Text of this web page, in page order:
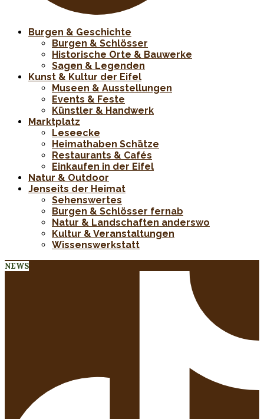
Burgen & Geschichte
Burgen & Schlösser
Historische Orte & Bauwerke
Sagen & Legenden
Kunst & Kultur der Eifel
Museen & Ausstellungen
Events & Feste
Künstler & Handwerk
Marktplatz
Leseecke
Heimathaben Schätze
Restaurants & Cafés
Einkaufen in der Eifel
Natur & Outdoor
Jenseits der Heimat
Sehenswertes
Burgen & Schlösser fernab
Natur & Landschaften anderswo
Kultur & Veranstaltungen
Wissenswerkstatt
NEWS